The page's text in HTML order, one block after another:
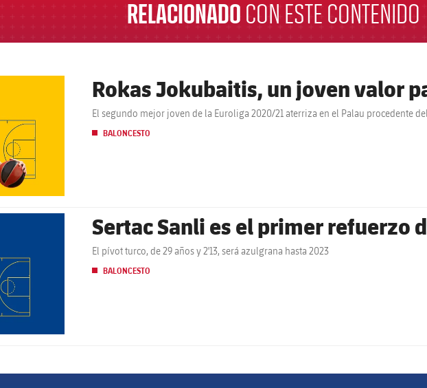
RELACIONADO CON ESTE CONTENIDO
Rokas Jokubaitis, un joven valor
El segundo mejor joven de la Euroliga 2020/21 aterriza en el Palau procedente
BALONCESTO
Sertac Sanli es el primer refuerzo
El pívot turco, de 29 años y 2'13, será azulgrana hasta 2023
BALONCESTO